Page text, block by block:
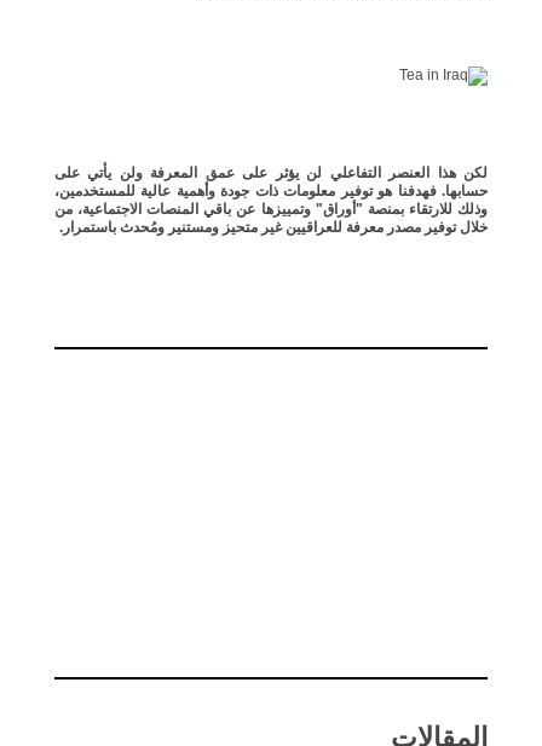
لكن هذا العنصر التفاعلي لن يؤثر على عمق المعرفة ولن يأتي على
حسابها. فهدفنا هو توفير معلومات ذات جودة وأهمية عالية للمستخدمين،
وذلك للارتقاء بمنصة "أوراق" وتمييزها عن باقي المنصات الاجتماعية، من
خلال توفير مصدر معرفة للعراقيين غير متحيز ومستنير ومُحدث باستمرار.
المقالات